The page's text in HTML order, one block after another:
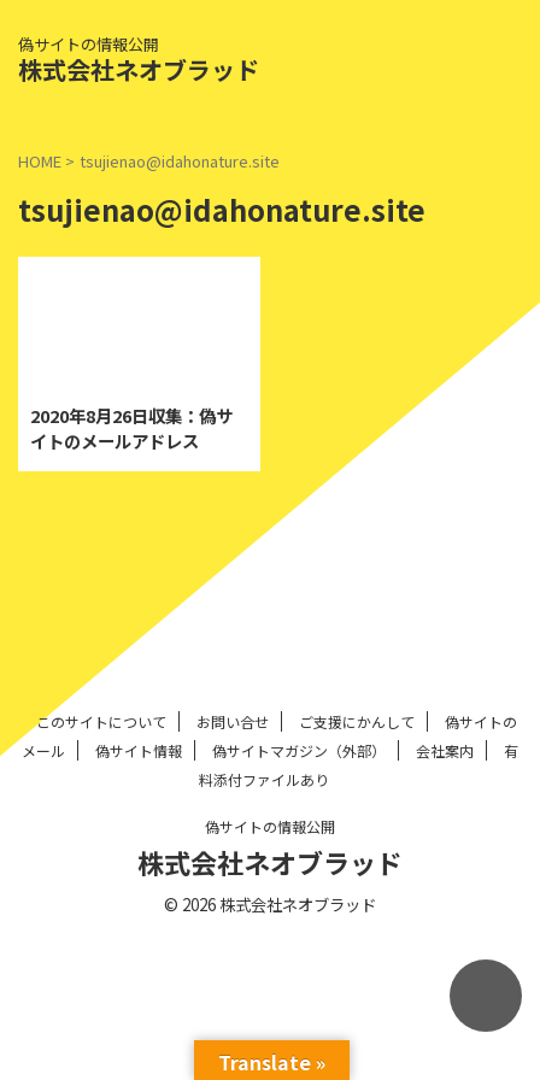
偽サイトの情報公開
株式会社ネオブラッド
HOME > tsujienao@idahonature.site
tsujienao@idahonature.site
2020年8月26日収集：偽サ
イトのメールアドレス
このサイトについて お問い合せ ご支援にかんして
偽サイトの
メール
偽サイト情報 偽サイトマガジン（外部） 会社案内
有
料添付ファイルあり
偽サイトの情報公開
株式会社ネオブラッド
© 2026 株式会社ネオブラッド
Translate »